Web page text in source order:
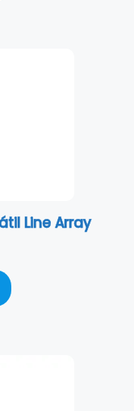
Line Array